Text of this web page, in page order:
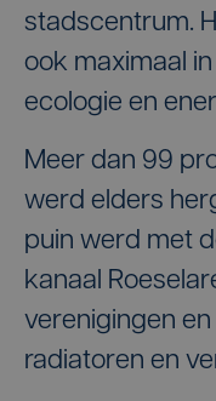
stadscentrum.
ook maximaal
ecologie en
Meer dan 99
werd elders
puin werd met
kanaal
verenigingen
radiatoren en